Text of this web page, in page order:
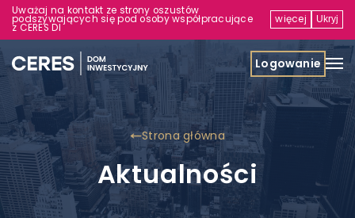
Uważaj na kontakt ze strony oszustów
podszywających się pod osoby współpracujące
z CERES DI
więcej Ukryj
Logowanie
Strona główna
Aktualności